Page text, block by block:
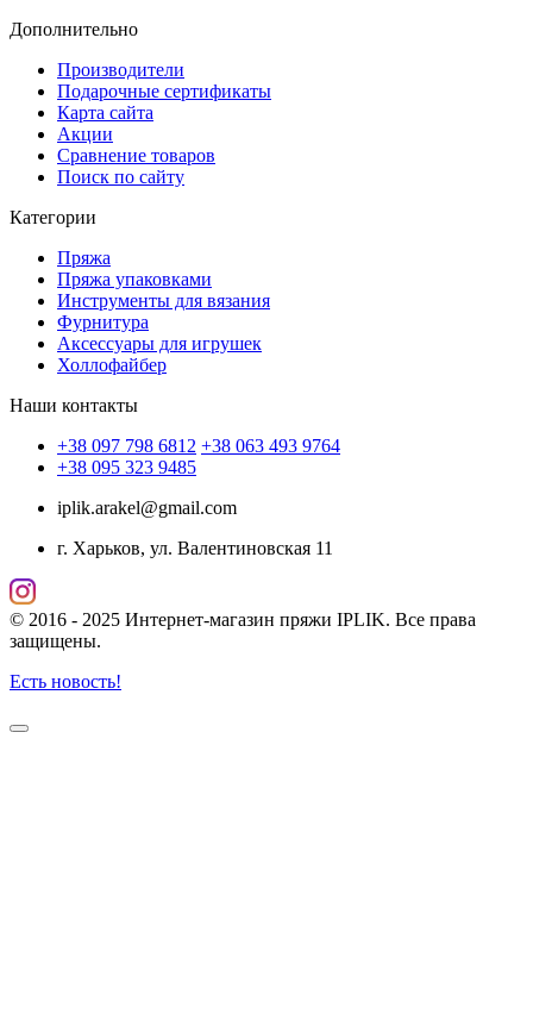
Дополнительно
Производители
Подарочные сертификаты
Карта сайта
Акции
Сравнение товаров
Поиск по сайту
Категории
Пряжа
Пряжа упаковками
Инструменты для вязания
Фурнитура
Аксессуары для игрушек
Холлофайбер
Наши контакты
+38 097 798 6812 +38 063 493 9764
+38 095 323 9485
iplik.arakel@gmail.com
г. Харьков, ул. Валентиновская 11
© 2016 - 2025 Интернет-магазин пряжи IPLIK. Все права
защищены.
Есть новость!